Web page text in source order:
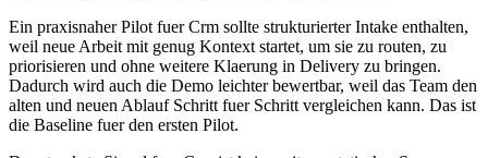
Ein praxisnaher Pilot fuer Crm sollte strukturierter Intake enthalten,
weil neue Arbeit mit genug Kontext startet, um sie zu routen, zu
priorisieren und ohne weitere Klaerung in Delivery zu bringen.
Dadurch wird auch die Demo leichter bewertbar, weil das Team den
alten und neuen Ablauf Schritt fuer Schritt vergleichen kann. Das ist
die Baseline fuer den ersten Pilot.